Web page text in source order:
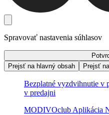
Spravovať nastavenia súhlasov
Prejsť na hlavný obsah
Prejsť
Bezplatné vyzdvihnutie v
v predajni
MODIVOclub Aplikácia